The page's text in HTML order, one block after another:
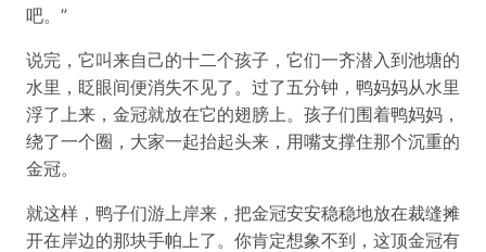
吧。”
说完，它叫来自己的十二个孩子，它们一齐潜入到池塘的
水里，眨眼间便消失不见了。过了五分钟，鸭妈妈从水里
浮了上来，金冠就放在它的翅膀上。孩子们围着鸭妈妈，
绕了一个圈，大家一起抬起头来，用嘴支撑住那个沉重的
金冠。
就这样，鸭子们游上岸来，把金冠安安稳稳地放在裁缝摊
开在岸边的那块手帕上了。你肯定想象不到，这顶金冠有